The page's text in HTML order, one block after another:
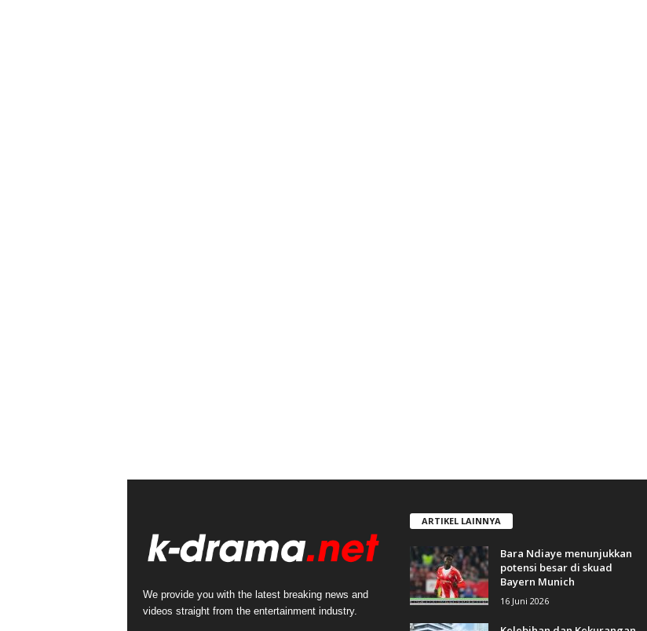
We provide you with the latest breaking news and
videos straight from the entertainment industry.
ARTIKEL LAINNYA
Bara Ndiaye menunjukkan
potensi besar di skuad
Bayern Munich
16 Juni 2026